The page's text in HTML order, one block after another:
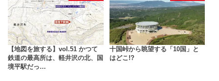
【地図を旅する】vol.51 かつて
鉄道の最高所は、軽井沢の北、国
境平駅だっ…
十国峠から眺望する「10国」と
はどこ!?